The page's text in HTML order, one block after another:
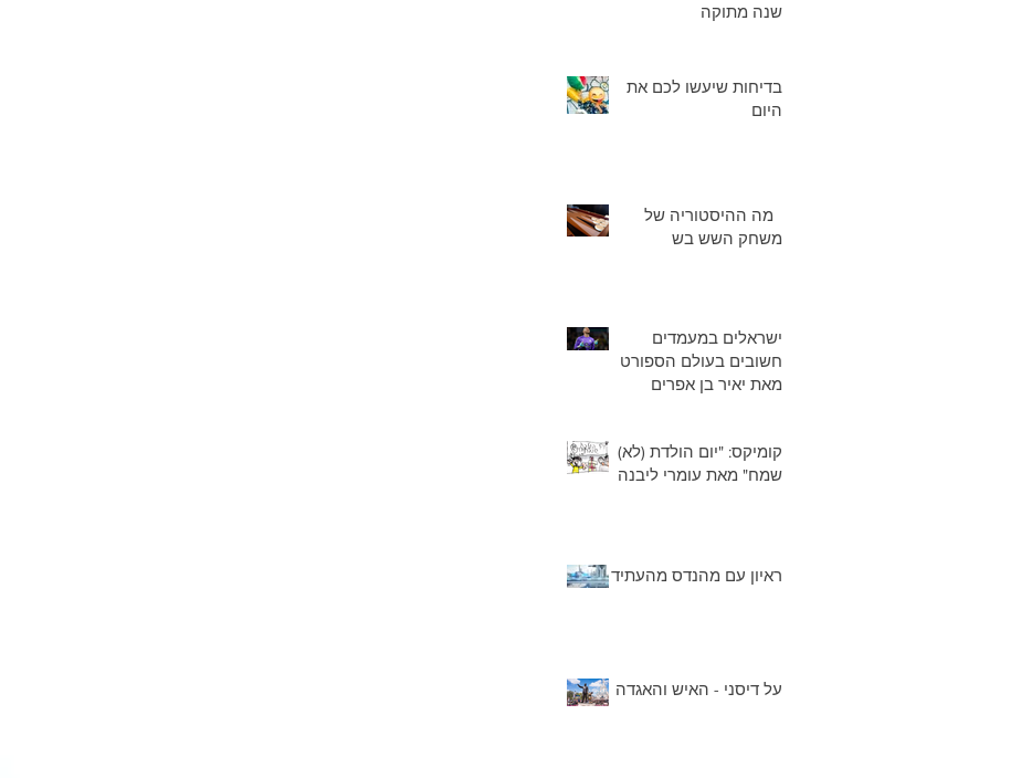
שנה מתוקה
בדיחות שיעשו לכם את
היום
מה ההיסטוריה של
משחק השש בש
ישראלים במעמדים
חשובים בעולם הספורט
מאת יאיר בן אפרים
קומיקס: "יום הולדת (לא)
שמח" מאת עומרי ליבנה
ראיון עם מהנדס מהעתיד
על דיסני - האיש והאגדה